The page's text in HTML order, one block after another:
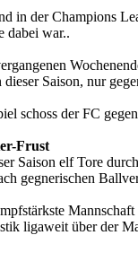
in der Champions
dabei war..
dieser Saison, nur
schoss der FC
Frust
Saison elf Tore
gegnerischen
ligaweit über der